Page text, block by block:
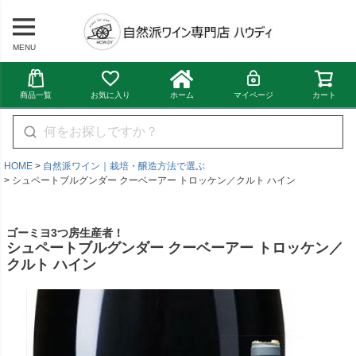
MENU
商品一覧 お気に入り ホーム マイページ カート
HOME
自然派ワイン｜栽培・醸造方法で選ぶ
シュペートブルグンダー クーベーアー トロッケン／クルト ハイン
ゴーミヨ3つ房生産者！
シュペートブルグンダー クーベーアー トロッケン／
クルト ハイン